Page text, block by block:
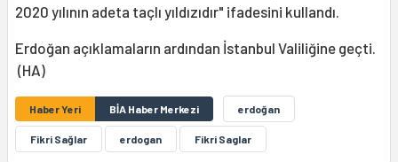
2020 yılının adeta taçlı yıldızıdır" ifadesini kullandı.
Erdoğan açıklamaların ardından İstanbul Valiliğine geçti.
(HA)
Haber Yeri BİA Haber Merkezi erdoğan
Fikri Sağlar erdogan Fikri Saglar